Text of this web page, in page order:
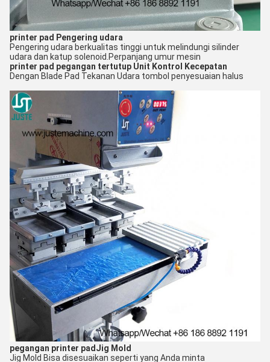
printer pad Pengering udara
Pengering udara berkualitas tinggi untuk melindungi silinder
udara dan katup solenoid. Perpanjang umur mesin
printer pad pegangan tertutup Unit Kontrol Kecepatan
Dengan Blade Pad Tekanan Udara tombol penyesuaian halus
pegangan printer pad Jig Mold
Jig Mold Bisa disesuaikan seperti yang Anda minta